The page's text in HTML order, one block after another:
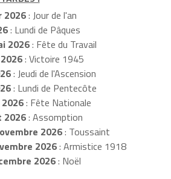
2026: Jour de l'an
: Lundi de Pâques
2026: Fête du Travail
: Victoire 1945
: Jeudi de l'Ascension
: Lundi de Pentecôte
: Fête Nationale
2026: Assomption
2026: Toussaint
2026: Armistice 1918
2026: Noël